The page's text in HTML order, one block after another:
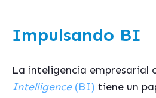
Impulsando BI
La inteligencia empresarial
Intelligence(BI) tiene un